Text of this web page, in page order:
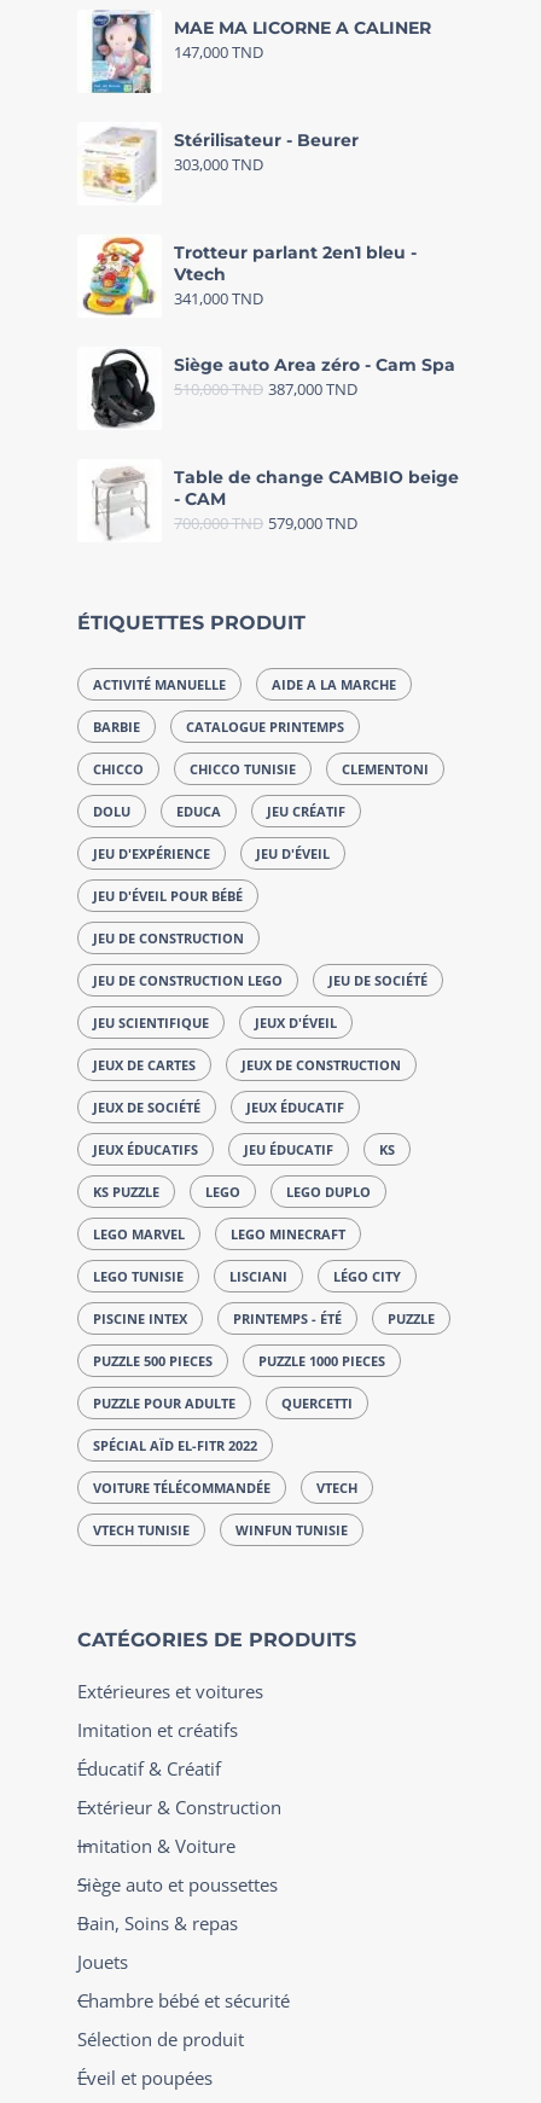
MAE MA LICORNE A CALINER
147,000TND
Stérilisateur - Beurer
303,000TND
Trotteur parlant 2en1 bleu -
Vtech
341,000TND
Siège auto Area zéro - Cam Spa
510,000TND 387,000TND
Table de change CAMBIO beige
- CAM
700,000TND 579,000TND
ÉTIQUETTES PRODUIT
ACTIVITÉ MANUELLE AIDE A LA MARCHE
BARBIE CATALOGUE PRINTEMPS
CHICCO CHICCO TUNISIE CLEMENTONI
DOLU EDUCA JEU CRÉATIF
JEU D'EXPÉRIENCE JEU D'ÉVEIL
JEU D'ÉVEIL POUR BÉBÉ
JEU DE CONSTRUCTION
JEU DE CONSTRUCTION LEGO JEU DE SOCIÉTÉ
JEU SCIENTIFIQUE JEUX D'ÉVEIL
JEUX DE CARTES JEUX DE CONSTRUCTION
JEUX DE SOCIÉTÉ JEUX ÉDUCATIF
JEUX ÉDUCATIFS JEU ÉDUCATIF KS
KS PUZZLE LEGO LEGO DUPLO
LEGO MARVEL LEGO MINECRAFT
LEGO TUNISIE LISCIANI LÉGO CITY
PISCINE INTEX PRINTEMPS - ÉTÉ PUZZLE
PUZZLE 500 PIECES PUZZLE 1000 PIECES
PUZZLE POUR ADULTE QUERCETTI
SPÉCIAL AÏD EL-FITR 2022
VOITURE TÉLÉCOMMANDÉE VTECH
VTECH TUNISIE WINFUN TUNISIE
CATÉGORIES DE PRODUITS
Extérieures et voitures
Imitation et créatifs
Éducatif & Créatif
Extérieur & Construction
Imitation & Voiture
Siège auto et poussettes
Bain, Soins & repas
Jouets
Chambre bébé et sécurité
Sélection de produit
Éveil et poupées